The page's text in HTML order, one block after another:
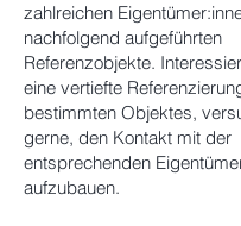
zahlreichen
nachfolgend aufgeführten
Referenzobjekte.
eine vertiefte
bestimmten Objektes,
gerne, den Kontakt mit der
entsprechenden
aufzubauen.